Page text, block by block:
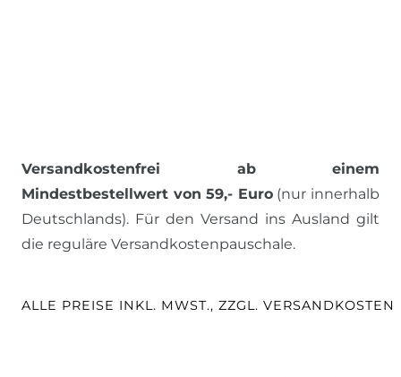
Versandkostenfrei ab einem
Mindestbestellwert von 59,- Euro(nur innerhalb
Deutschlands). Für den Versand ins Ausland gilt
die reguläre Versandkostenpauschale.
ALLE PREISE INKL. MWST., ZZGL. VERSANDKOSTEN